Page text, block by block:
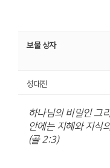
보물 상자
성대진
하나님의 비밀인 그
안에는 지혜와 지식
(골2:3)